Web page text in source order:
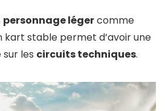
personnage légercomme
kart stable permet d’avoir une
les circuits techniques.